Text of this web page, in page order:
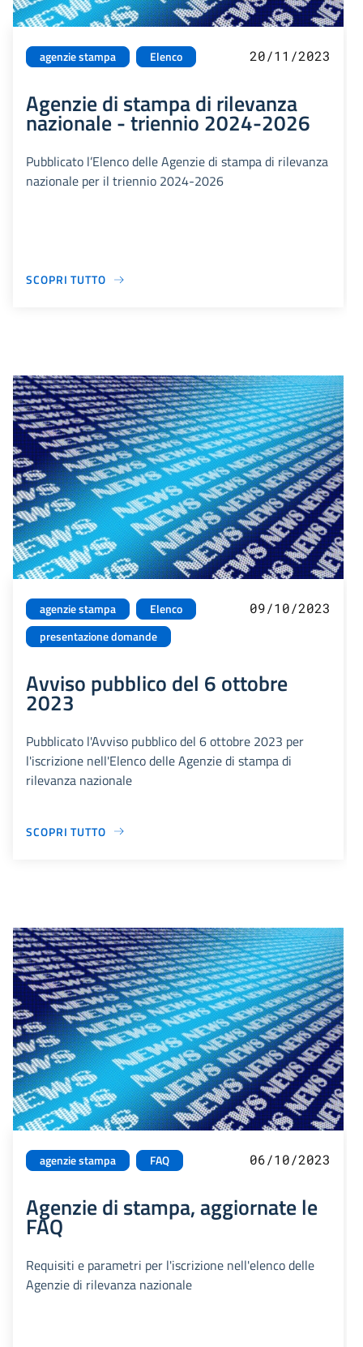
agenzie stampa Elenco 20/11/2023
Agenzie di stampa di rilevanza
nazionale - triennio 2024-2026
Pubblicato l’Elenco delle Agenzie di stampa di rilevanza
nazionale per il triennio 2024-2026
SCOPRI TUTTO
agenzie stampa
Elenco
presentazione domande
09/10/2023
Avviso pubblico del 6 ottobre
2023
Pubblicato l'Avviso pubblico del 6 ottobre 2023 per
l'iscrizione nell'Elenco delle Agenzie di stampa di
rilevanza nazionale
SCOPRI TUTTO
agenzie stampa FAQ 06/10/2023
Agenzie di stampa, aggiornate le
FAQ
Requisiti e parametri per l'iscrizione nell'elenco delle
Agenzie di rilevanza nazionale